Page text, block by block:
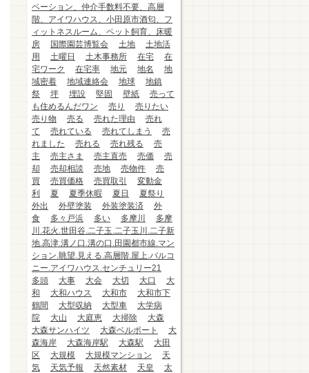
ベーション、仲介手数料不要、高層
階、アイワハウス、小田原市酒匂、フ
ィットネスルーム、ペット飼育、床暖
房
国際園芸博覧会 土地
土地活
用
土曜日 土木事務所 在宅
在
宅ワーク
在宅率 地元 地名
地
域密着
地域連絡会 地球
地鎮
祭
坪 埋設 堅固 壁紙
売って
も住めるんだワン
売り
売りたい
売り物
売る 売れた理由
売れ
て
売れている 売れてしまう
売
れました
売れる 売れ残る
売
主
売主さま 売主直売 売価
売
却
売却相談 売地 売物件
売
買
売買価格 売買取引
変動金
利
夏 夏季休暇 夏日
夏祭り
外出
外壁塗装 外装塗装済
外
食
多々戸浜 多い 多摩川
多摩
川.花火.世田谷.二子玉.二子玉川.二子新
地.高津.溝ノ口.溝の口.田園都市線.マン
ション.眺望.見える.高層階.屋上.バルコ
ニー.アイワハウス.センチュリー21
多頭
大事 大会 大切 大口
大
和
大和ハウス 大和市
大和市下
鶴間
大型収納 大型車
大学病
院
大山 大庭恵 大掃除
大森
大森サンハイツ
大森ベルポート
大
森海岸
大森海岸駅 大森駅
大田
区
大規模 大規模マンション
天
気
天気予報 天然素材 天皇
太